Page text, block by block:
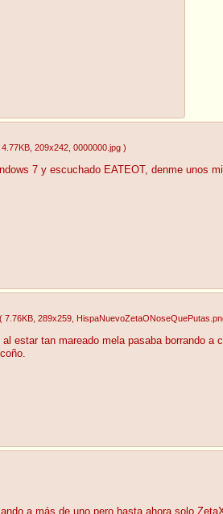
4.77KB , 209x242 , 0000000.jpg )
7 y escuchado EATEOT, denme unos
( 7.76KB , 289x259 ,
al estar tan mareado mela pasaba borrando
a más de uno pero hasta ahora solo